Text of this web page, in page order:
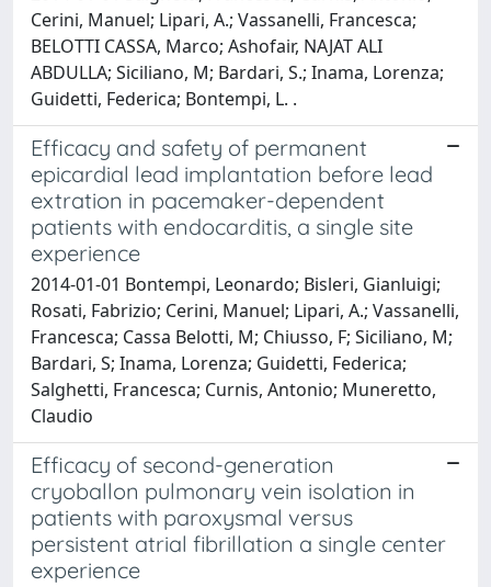
Cerini, Manuel; Lipari, A.; Vassanelli, Francesca;
BELOTTI CASSA, Marco; Ashofair, NAJAT ALI
ABDULLA; Siciliano, M; Bardari, S.; Inama, Lorenza;
Guidetti, Federica; Bontempi, L. .
Efficacy and safety of permanent
epicardial lead implantation before lead
extration in pacemaker-dependent
patients with endocarditis, a single site
experience
2014-01-01 Bontempi, Leonardo; Bisleri, Gianluigi;
Rosati, Fabrizio; Cerini, Manuel; Lipari, A.; Vassanelli,
Francesca; Cassa Belotti, M; Chiusso, F; Siciliano, M;
Bardari, S; Inama, Lorenza; Guidetti, Federica;
Salghetti, Francesca; Curnis, Antonio; Muneretto,
Claudio
Efficacy of second-generation
cryoballon pulmonary vein isolation in
patients with paroxysmal versus
persistent atrial fibrillation a single center
experience